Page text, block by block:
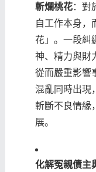
斬爛桃花：對
自工作本身，
花」。一段糾
神、精力與財
從而嚴重影響
混亂同時出現
斬斷不良情緣
展。
化解冤親債主